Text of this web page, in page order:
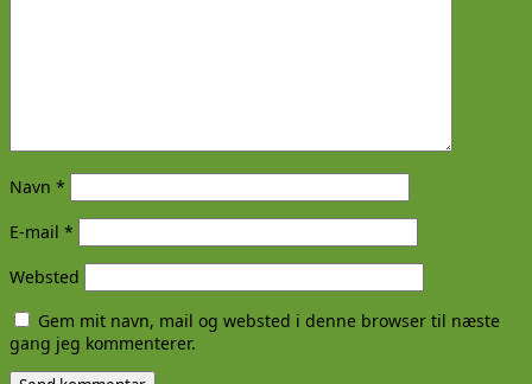
Navn *
E-mail *
Websted
Gem mit navn, mail og websted i denne browser til næste
gang jeg kommenterer.